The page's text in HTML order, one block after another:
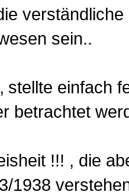
sein..
einfach
betrachtet
!!! , die
1938